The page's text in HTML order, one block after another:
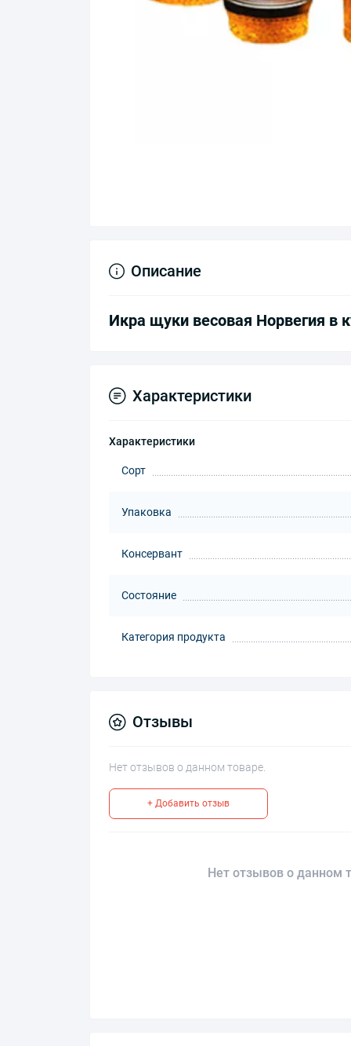
Описание
Икра щуки весовая Норвегия в
Характеристики
Характеристики
Сорт
Упаковка
Консервант
Состояние
Категория продукта
Отзывы
Нет отзывов о данном товаре.
+ Добавить отзыв
Нет отзывов о данном